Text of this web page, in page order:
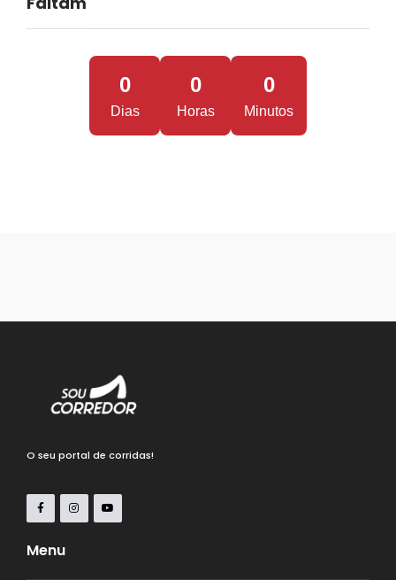
0
Dias
0
Horas
0
Minutos
O seu portal de corridas!
Menu